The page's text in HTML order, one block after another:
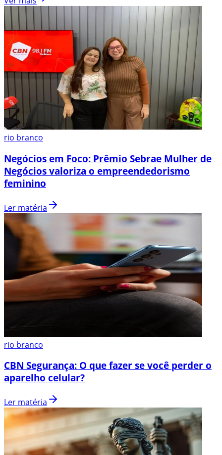
rio branco
Negócios em Foco: Prêmio Sebrae Mulher de
Negócios valoriza o empreendedorismo
feminino
Ler matéria
rio branco
CBN Segurança: O que fazer se você perder o
aparelho celular?
Ler matéria